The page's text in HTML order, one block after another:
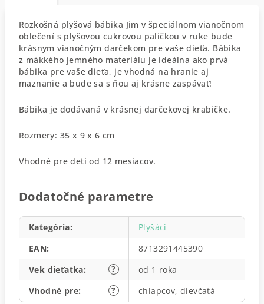
Rozkošná plyšová bábika Jim v špeciálnom vianočnom
oblečení s plyšovou cukrovou paličkou v ruke bude
krásnym vianočným darčekom pre vaše dieťa. Bábika
z mäkkého jemného materiálu je ideálna ako prvá
bábika pre vaše dieťa, je vhodná na hranie aj
maznanie a bude sa s ňou aj krásne zaspávať!
Bábika je dodávaná v krásnej darčekovej krabičke.
Rozmery: 35 x 9 x 6 cm
Vhodné pre deti od 12 mesiacov.
Dodatočné parametre
Kategória:
Plyšáci
EAN:
8713291445390
?
Vek dieťatka:
od 1 roka
?
Vhodné pre: chlapcov, dievčatá